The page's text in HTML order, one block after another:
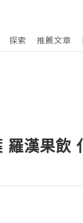
探索 推薦文章
羅漢果飲